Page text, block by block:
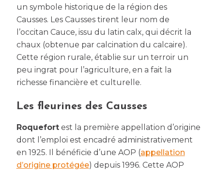
un symbole historique de la région des
Causses. Les Causses tirent leur nom de
l’occitan Cauce, issu du latin calx, qui décrit la
chaux (obtenue par calcination du calcaire).
Cette région rurale, établie sur un terroir un
peu ingrat pour l’agriculture, en a fait la
richesse financière et culturelle.
Les fleurines des Causses
Roquefortest la première appellation d’origine
dont l’emploi est encadré administrativement
en 1925. Il bénéficie d’une AOP (appellation
d’origine protégée) depuis 1996. Cette AOP